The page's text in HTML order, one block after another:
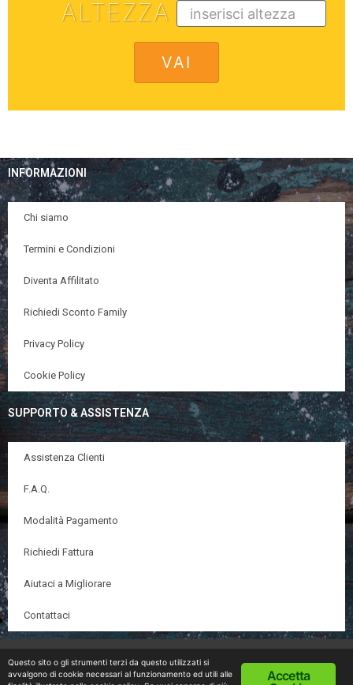
ALTEZZA
INFORMAZIONI
Chi siamo
Termini e Condizioni
Diventa Affilitato
Richiedi Sconto Family
Privacy Policy
Cookie Policy
SUPPORTO & ASSISTENZA
Assistenza Clienti
F.A.Q.
Modalità Pagamento
Richiedi Fattura
Aiutaci a Migliorare
Contattaci
© Copyright 2020 DietaZonaOnline.com | All Rights
Reserved |Cookies&Privacy Policy| Devlop&DesignedAccetta
Questo sito o gli strumenti terzi da questo utilizzati si
avvalgono di cookie necessari al funzionamento ed utili alle